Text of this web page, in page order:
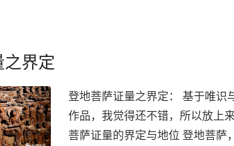
界定
登地菩萨证量之界定： 基于唯识
作品，我觉得还不错，所以放上
菩萨证量的界定与地位 登地菩